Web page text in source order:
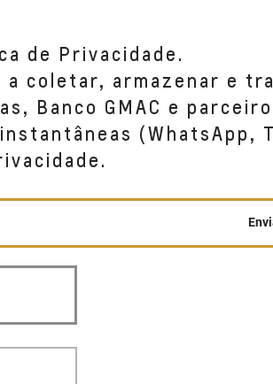
000
de Privacidade.
coletar, armazenar e
Banco GMAC e
(WhatsApp,